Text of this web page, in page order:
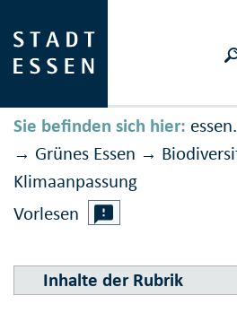
Sie befinden sich hier:
→ Grünes Essen →
Klimaanpassung
Vorlesen
Inhalte der Rubrik